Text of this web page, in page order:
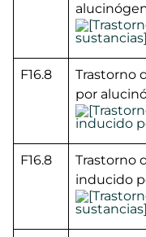
F16.8
Trastorno
por
F16.8
Trastorno
inducido